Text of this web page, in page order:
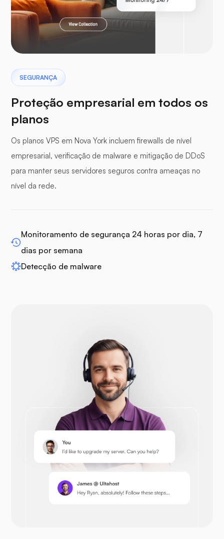
Laravel
Pterodáctilo
Painel de buffer
Opencart
Prestashop
Nextcloud
SEGURANÇA
Proteção empresarial em todos os
planos
Os planos VPS em Nova York incluem firewalls de nível
empresarial, verificação de malware e mitigação de DDoS
para manter seus servidores seguros contra ameaças no
nível da rede.
Monitoramento de segurança 24 horas por dia, 7
dias por semana
Detecção de malware